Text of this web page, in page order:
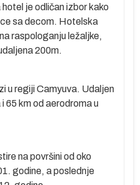
je odličan izbor kako
sa decom. Hotelska
raspologanju ležaljke,
200m.
u regiji Camyuva. Udaljen
65 km od aerodroma u
na površini od oko
godine, a poslednje